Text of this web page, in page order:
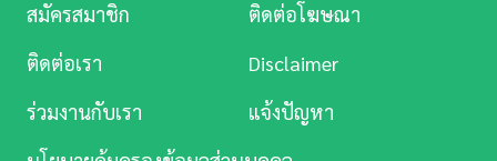
สมัครสมาชิก
ติดต่อโฆษณา
ติดต่อเรา
Disclaimer
ร่วมงานกับเรา
แจ้งปัญหา